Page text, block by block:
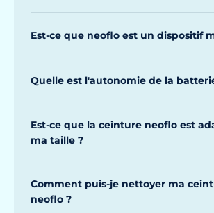
Est-ce que neoflo est un dispositif
Quelle est l'autonomie de la
Est-ce que la ceinture neoflo est
ma taille ?
Comment puis-je nettoyer ma
neoflo ?